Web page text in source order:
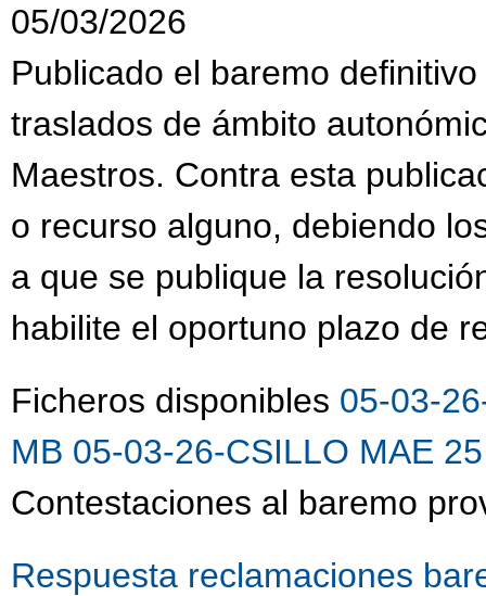
05/03/2026
Publicado el baremo
traslados de ámbito
Maestros. Contra esta
o recurso alguno, debiendo
a que se publique la
habilite el oportuno plazo de
Ficheros disponibles 05-03-
MB 05-03-26-CSILLO MAE
Contestaciones al baremo
Respuesta reclamaciones